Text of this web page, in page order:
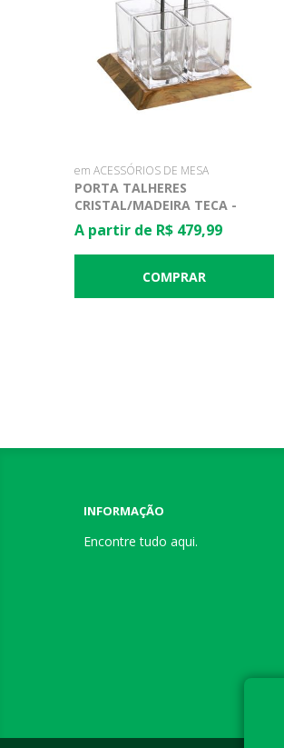
em ACESSÓRIOS DE MESA
PORTA TALHERES
CRISTAL/MADEIRA TECA -
WOODART
A partir de R$ 479,99
INFORMAÇÃO
Encontre tudo aqui.